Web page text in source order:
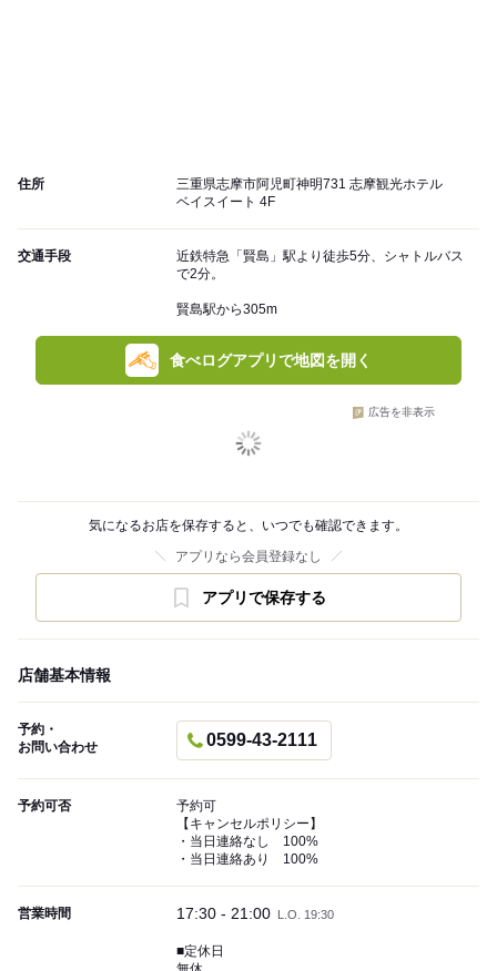
住所
三重県志摩市阿児町神明731 志摩観光ホテル
ベイスイート 4F
交通手段
近鉄特急「賢島」駅より徒歩5分、シャトルバス
で2分。
賢島駅から305m
食べログアプリで地図を開く
広告を非表示
気になるお店を保存すると、いつでも確認できます。
アプリなら会員登録なし
アプリで保存する
店舗基本情報
予約・
お問い合わせ
0599-43-2111
予約可否
予約可
【キャンセルポリシー】
・当日連絡なし 100%
・当日連絡あり 100%
営業時間 17:30 - 21:00 L.O. 19:30
■定休日